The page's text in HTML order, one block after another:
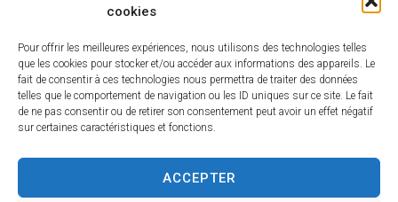
cookies
Pour offrir les meilleures expériences, nous utilisons des technologies telles
que les cookies pour stocker et/ou accéder aux informations des appareils. Le
fait de consentir à ces technologies nous permettra de traiter des données
telles que le comportement de navigation ou les ID uniques sur ce site. Le fait
de ne pas consentir ou de retirer son consentement peut avoir un effet négatif
sur certaines caractéristiques et fonctions.
ACCEPTER
Accessibilité